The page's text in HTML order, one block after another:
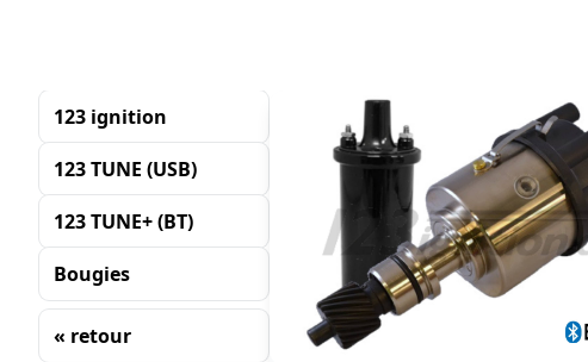
123 ignition
123 TUNE (USB)
123 TUNE+ (BT)
Bougies
« retour